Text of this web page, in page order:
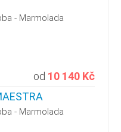
- Marmolada
od 10 140 Kč
- Marmolada